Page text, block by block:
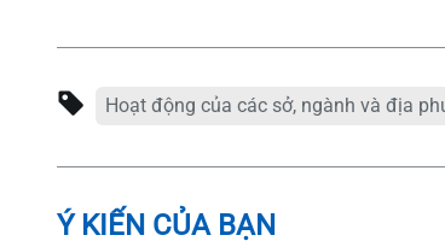
Hoạt động của các sở, ngành và địa
Ý KIẾN CỦA BẠN